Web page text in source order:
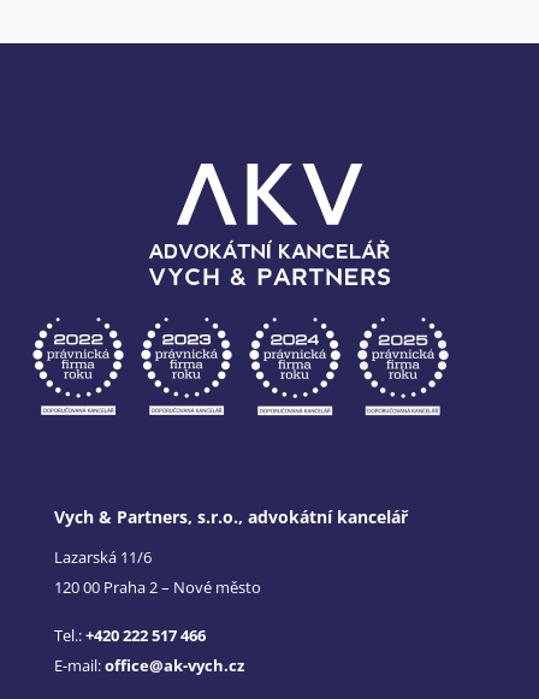
Vych & Partners, s.r.o., advokátní kancelář
Lazarská 11/6
120 00 Praha 2 – Nové město
Tel.:+420 222 517 466
E-mail:office@ak-vych.cz